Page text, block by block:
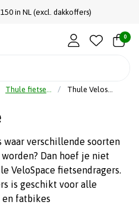
in NL (excl. dakkoffers)
0
Thule fietsendragers Thule Velospace
waar verschillende soorten
Dan hoef je niet
VeloSpace fietsendragers.
is geschikt voor alle
en fatbikes